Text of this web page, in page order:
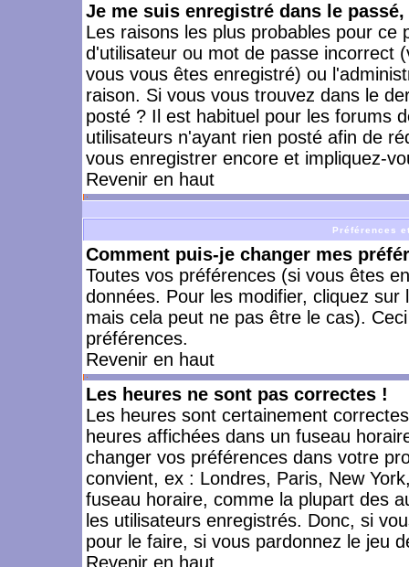
Je me suis enregistré dans le
Les raisons les plus probables pour
d'utilisateur ou mot de passe incorrect
vous vous êtes enregistré) ou
raison. Si vous vous trouvez dans le
posté ? Il est habituel pour les forums
utilisateurs n'ayant rien posté afin de
vous enregistrer encore et impliquez-
Revenir en haut
Préférences
Comment puis-je changer mes
Toutes vos préférences (si vous êtes
données. Pour les modifier, cliquez sur
mais cela peut ne pas être le cas).
préférences.
Revenir en haut
Les heures ne sont pas correctes !
Les heures sont certainement
heures affichées dans un fuseau
changer vos préférences dans votre
convient, ex : Londres, Paris, New
fuseau horaire, comme la plupart des
les utilisateurs enregistrés. Donc, si
pour le faire, si vous pardonnez le jeu
Revenir en haut